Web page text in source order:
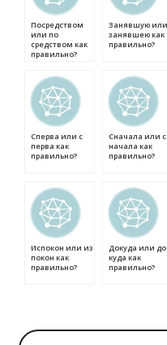
Посредством
или по
средством как
правильно?
Занявшую или
занявшею как
правильно?
Сперва или с
перва как
правильно?
Сначала или с
начала как
правильно?
Испокон или из
покон как
правильно?
Докуда или до
куда как
правильно?